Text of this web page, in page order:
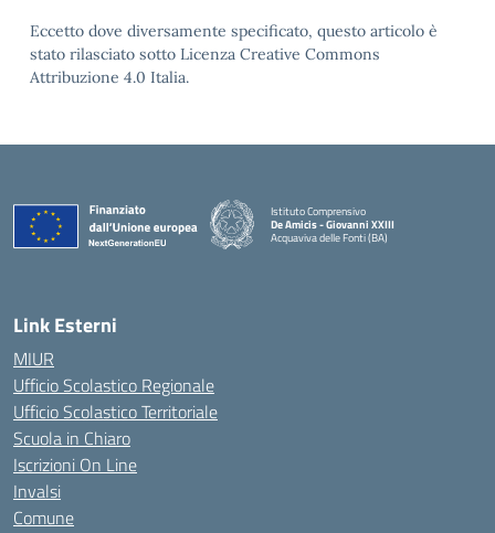
Eccetto dove diversamente specificato, questo articolo è
stato rilasciato sotto Licenza Creative Commons
Attribuzione 4.0 Italia.
Istituto Comprensivo
De Amicis - Giovanni XXIII
Acquaviva delle Fonti (BA)
— Visita la pagina iniziale della scuola
Link Esterni
MIUR
Ufficio Scolastico Regionale
Ufficio Scolastico Territoriale
Scuola in Chiaro
Iscrizioni On Line
Invalsi
Comune